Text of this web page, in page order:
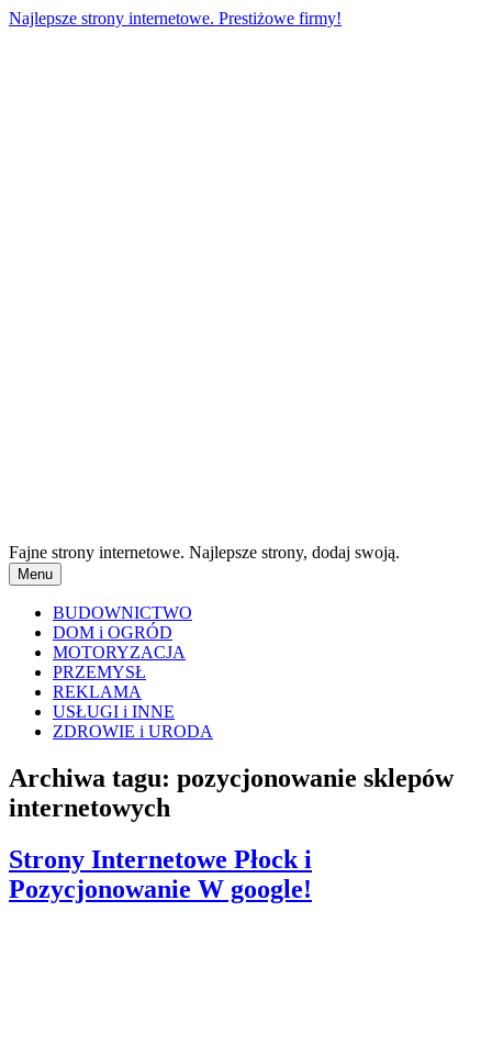
Przejdź
Najlepsze strony internetowe. Prestiżowe firmy!
Fajne strony internetowe. Najlepsze strony, dodaj swoją.
Menu
BUDOWNICTWO
DOM i OGRÓD
MOTORYZACJA
PRZEMYSŁ
REKLAMA
USŁUGI i INNE
ZDROWIE i URODA
Archiwa tagu: pozycjonowanie sklepów
internetowych
Strony Internetowe Płock i
Pozycjonowanie W google!